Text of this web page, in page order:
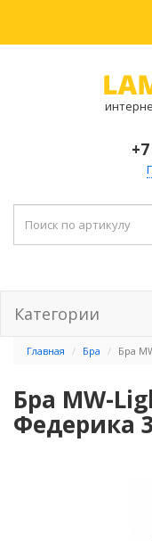
Категории
Главная Бра Бра
Бра MW-
Федерика